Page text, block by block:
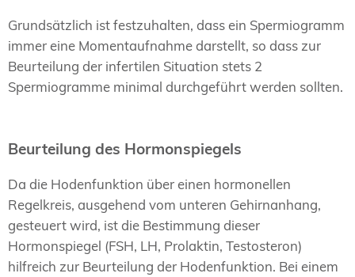
Grundsätzlich ist festzuhalten, dass ein Spermiogramm
immer eine Momentaufnahme darstellt, so dass zur
Beurteilung der infertilen Situation stets 2
Spermiogramme minimal durchgeführt werden sollten.
Beurteilung des Hormonspiegels
Da die Hodenfunktion über einen hormonellen
Regelkreis, ausgehend vom unteren Gehirnanhang,
gesteuert wird, ist die Bestimmung dieser
Hormonspiegel (FSH, LH, Prolaktin, Testosteron)
hilfreich zur Beurteilung der Hodenfunktion. Bei einem